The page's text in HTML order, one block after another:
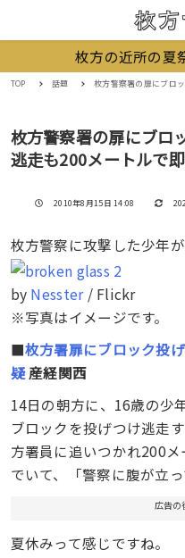
枚方の近所の夏
TOP 話題 枚方警察署の扉にブロック
枚方警察署の扉にブロ
逃走も200メートルで
投稿日
2010年8月15日 14:08 更
枚方警察に攻撃した少年
by Nesster/ Flickr
※写真はイメージです。
■枚方署扉にブロック投
疑産経関西
14日の朝方に、16歳の少
ブロックを投げつけ逃走
方署員に追いつかれ200
でいて、「警察に腹が立
広告の
夏休みって感じですね。